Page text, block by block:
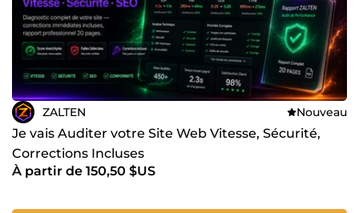
ZALTEN Nouveau
Je vais Auditer votre Site Web Vitesse, Sécurité,
Corrections Incluses
À partir de 150,50 $US